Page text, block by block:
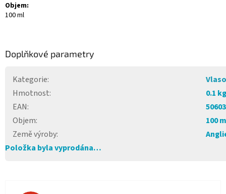
Objem:
100 ml
Doplňkové parametry
Kategorie:
Hmotnost:
0.1 kg
EAN:
Objem:
100
Země výroby:
Položka byla vyprodána…